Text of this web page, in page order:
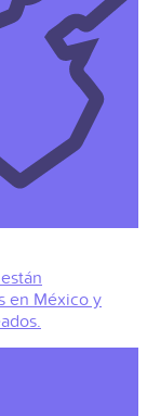
en México y